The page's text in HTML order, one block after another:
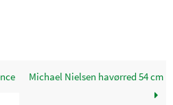
Michael Nielsen havørred 54 cm